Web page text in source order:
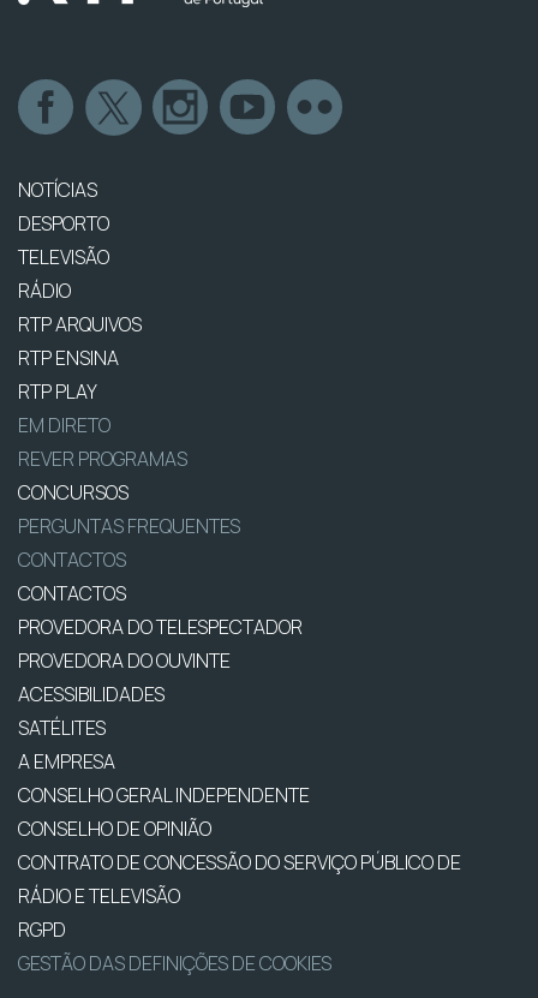
NOTÍCIAS
DESPORTO
TELEVISÃO
RÁDIO
RTP ARQUIVOS
RTP ENSINA
RTP PLAY
EM DIRETO
REVER PROGRAMAS
CONCURSOS
PERGUNTAS FREQUENTES
CONTACTOS
CONTACTOS
PROVEDORA DO TELESPECTADOR
PROVEDORA DO OUVINTE
ACESSIBILIDADES
SATÉLITES
A EMPRESA
CONSELHO GERAL INDEPENDENTE
CONSELHO DE OPINIÃO
CONTRATO DE CONCESSÃO DO SERVIÇO PÚBLICO DE
RÁDIO E TELEVISÃO
RGPD
GESTÃO DAS DEFINIÇÕES DE COOKIES